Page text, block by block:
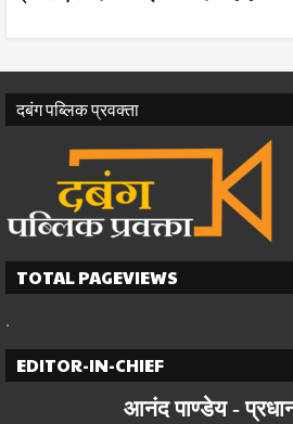
दबंग पब्लिक प्रवक्ता
TOTAL PAGEVIEWS
.
EDITOR-IN-CHIEF
आनंद पाण्डेय -